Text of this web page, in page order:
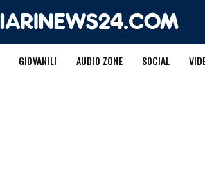
GIOVANILI AUDIO ZONE SOCIAL